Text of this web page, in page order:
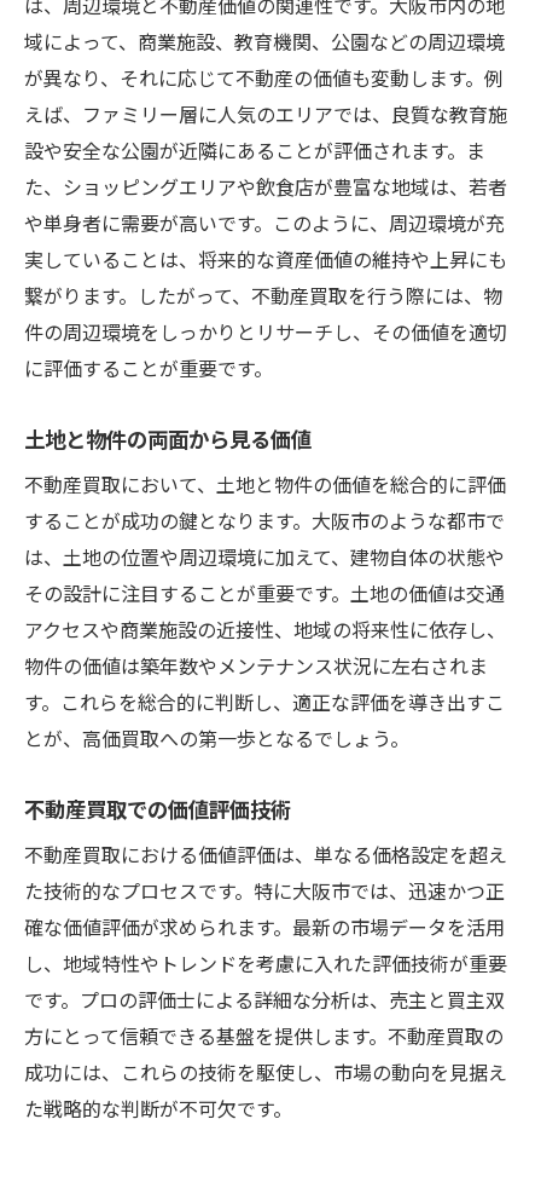
域によって、商業施設、教育機関、公園などの周辺環境
が異なり、それに応じて不動産の価値も変動します。例
えば、ファミリー層に人気のエリアでは、良質な教育施
設や安全な公園が近隣にあることが評価されます。ま
た、ショッピングエリアや飲食店が豊富な地域は、若者
や単身者に需要が高いです。このように、周辺環境が充
実していることは、将来的な資産価値の維持や上昇にも
繋がります。したがって、不動産買取を行う際には、物
件の周辺環境をしっかりとリサーチし、その価値を適切
に評価することが重要です。
土地と物件の両面から見る価値
不動産買取において、土地と物件の価値を総合的に評価
することが成功の鍵となります。大阪市のような都市で
は、土地の位置や周辺環境に加えて、建物自体の状態や
その設計に注目することが重要です。土地の価値は交通
アクセスや商業施設の近接性、地域の将来性に依存し、
物件の価値は築年数やメンテナンス状況に左右されま
す。これらを総合的に判断し、適正な評価を導き出すこ
とが、高価買取への第一歩となるでしょう。
不動産買取での価値評価技術
不動産買取における価値評価は、単なる価格設定を超え
た技術的なプロセスです。特に大阪市では、迅速かつ正
確な価値評価が求められます。最新の市場データを活用
し、地域特性やトレンドを考慮に入れた評価技術が重要
です。プロの評価士による詳細な分析は、売主と買主双
方にとって信頼できる基盤を提供します。不動産買取の
成功には、これらの技術を駆使し、市場の動向を見据え
た戦略的な判断が不可欠です。